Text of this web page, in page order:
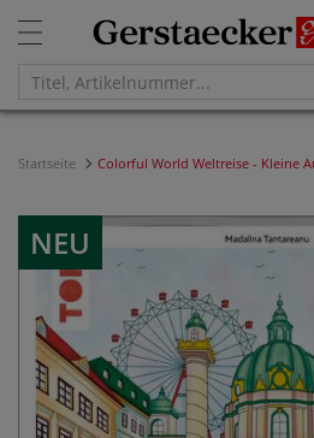
Startseite Colorful World Weltreise - Kleine
NEU